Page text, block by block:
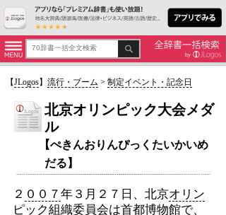
【JLogos】 流行・ブーム > 制定イベント・記念日
北京オリンピック大会メダ
ル
【ぺきんおりんぴっくたいかいめ
だる】
２ ００７ 年３月２７日、北京オリン
ピック組織委員会は首都博物館で、